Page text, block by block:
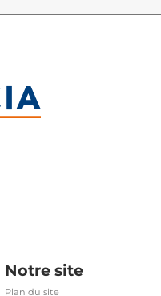
Notre site
Plan du site